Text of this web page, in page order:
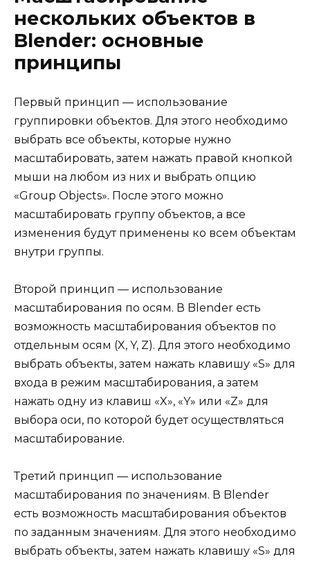
нескольких объектов в
Blender: основные
принципы
Первый принцип — использование
группировки объектов. Для этого необходимо
выбрать все объекты, которые нужно
масштабировать, затем нажать правой кнопкой
мыши на любом из них и выбрать опцию
«Group Objects». После этого можно
масштабировать группу объектов, а все
изменения будут применены ко всем объектам
внутри группы.
Второй принцип — использование
масштабирования по осям. В Blender есть
возможность масштабирования объектов по
отдельным осям (X, Y, Z). Для этого необходимо
выбрать объекты, затем нажать клавишу «S» для
входа в режим масштабирования, а затем
нажать одну из клавиш «X», «Y» или «Z» для
выбора оси, по которой будет осуществляться
масштабирование.
Третий принцип — использование
масштабирования по значениям. В Blender
есть возможность масштабирования объектов
по заданным значениям. Для этого необходимо
выбрать объекты, затем нажать клавишу «S» для